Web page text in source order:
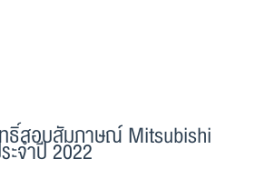
ธิ์สอบสัมภาษณ์ Mitsubishi
ะจำปี 2022